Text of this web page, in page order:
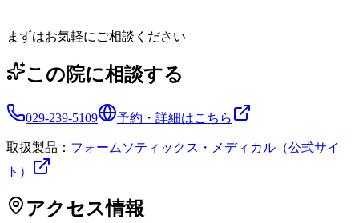
まずはお気軽にご相談ください
この院に相談する
029-239-5109 予約・詳細はこちら
取扱製品： フォームソティックス・メディカル（公式サイ
ト）
アクセス情報